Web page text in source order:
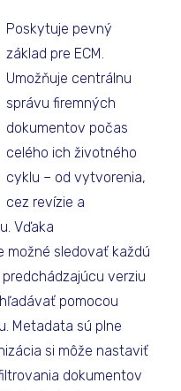
Poskytuje pevný
základ pre ECM.
Umožňuje centrálnu
správu firemných
dokumentov počas
celého ich životného
cyklu – od vytvorenia,
cez revízie a
Vďaka
možné sledovať každú
verziu
pomocou
Metadata sú plne
si môže nastaviť
dokumentov